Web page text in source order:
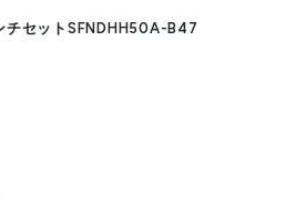
チセットSFNDHH50A-B47